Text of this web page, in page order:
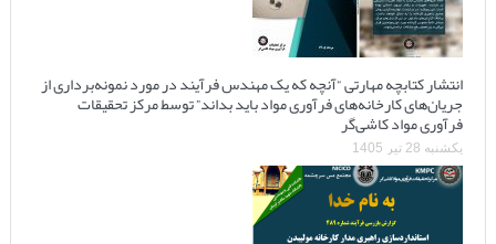
انتشار کتابچه مهارتی “آنچه که یک مهندس فرآیند در مورد نمونه‌برداری از
جریان‌های کارخانه‌های فرآوری مواد باید بداند” توسط مرکز تحقیقات
فرآوری مواد کاشی‌گر
یکشنبه 28 تیر 1405